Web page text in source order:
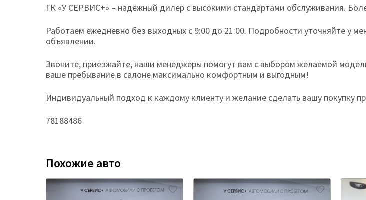
ГК «У СЕРВИС+» – надежный дилер с высокими стандартами обслуживания.
Работаем ежедневно без выходных с 9:00 до 21:00. Подробности уточняйте у
объявлении.
Звоните, приезжайте, наши менеджеры помогут вам с выбором желаемой
ваше пребывание в салоне максимально комфортным и выгодным!
Индивидуальный подход к каждому клиенту и желание сделать вашу покупку
78188486
Похожие авто